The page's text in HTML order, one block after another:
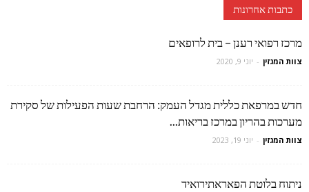
כתבות אחרונות
מרכז רפואי רענן – בית לרופאים
צוות המגזין - יוני 9, 2020
חדש במרפאת כללית מגדל העמק: הרחבת שעות הפעילות של סקירת
מערכות בהריון במרכז בריאות...
צוות המגזין - יוני 19, 2023
ניתוח בלוטת הפאראתירואיד